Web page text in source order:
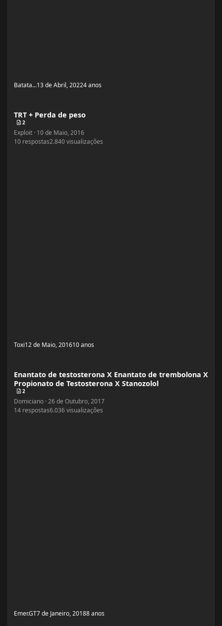
Batata...13 de Abril, 20224 anos
TRT + Perda de peso
2
Exploit · 10 de Maio, 2016
10 respostas2.840visualizações
Toxi12 de Maio, 201610 anos
Enantato de testosterona X Enantato de trembolona X
Propionato de Testosterona X Stanozolol
2
Domiciano ·26 de Outubro, 2017
14 respostas6.036visualizações
Emer.GT7 de Janeiro, 20188 anos